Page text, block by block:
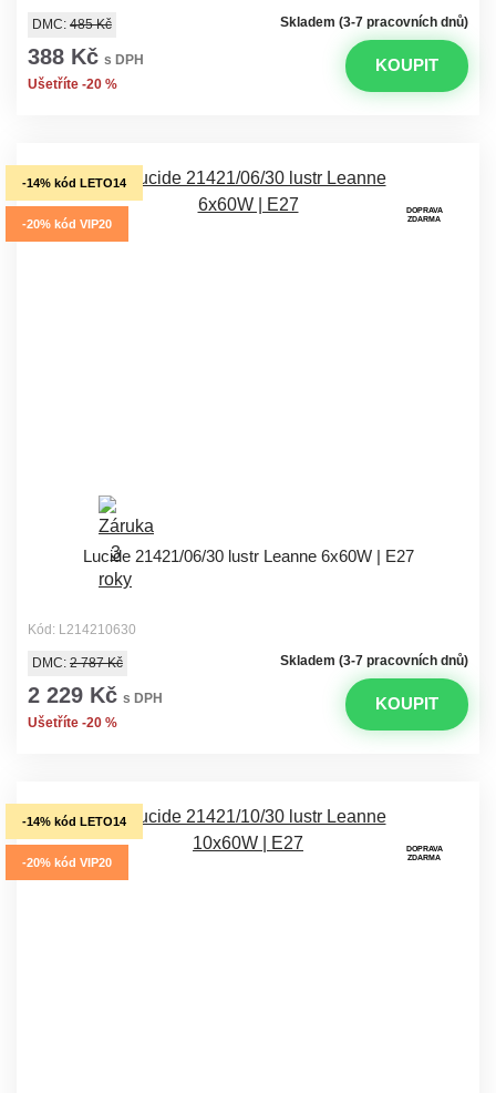
Skladem (3-7 pracovních dnů)
DMC: 485 Kč
388 Kč s DPH
Ušetříte -20 %
KOUPIT
-14% kód LETO14
-20% kód VIP20
DOPRAVA
ZDARMA
Lucide 21421/06/30 lustr Leanne 6x60W | E27
Kód: L214210630
Skladem (3-7 pracovních dnů)
DMC: 2 787 Kč
2 229 Kč s DPH
Ušetříte -20 %
KOUPIT
-14% kód LETO14
-20% kód VIP20
DOPRAVA
ZDARMA